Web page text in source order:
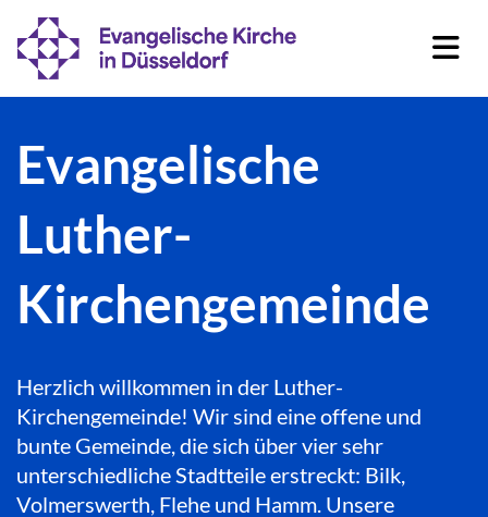
Evangelische
Luther-
Kirchengemeinde
Herzlich willkommen in der Luther-
Kirchengemeinde! Wir sind eine offene und
bunte Gemeinde, die sich über vier sehr
unterschiedliche Stadtteile erstreckt: Bilk,
Volmerswerth, Flehe und Hamm. Unsere